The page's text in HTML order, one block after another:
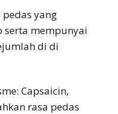
yang
serta mempunyai
di di
Capsaicin,
rasa pedas